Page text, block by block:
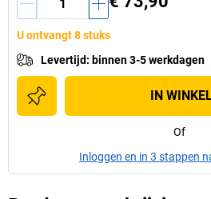
U ontvangt 8 stuks
Levertijd: binnen 3-5 werkdagen
IN
Of
Inloggen en in 3 stappen